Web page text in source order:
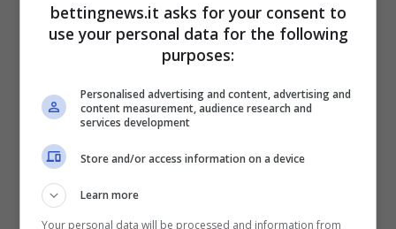
Prova ne siano idue gol e i quattro assistin
Liga con cui l’exManchester Unitedsi è
compagine di Flick.
bettingnews.it asks for your consent to
use your personal data for the following
purposes:
Personalised advertising and content, advertising and
content measurement, audience research and
services development
Store and/or access information on a device
Learn more
Your personal data will be processed and information from